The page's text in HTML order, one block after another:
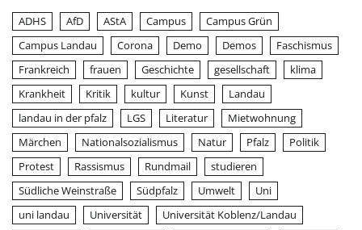
ADHS AfD AStA Campus
Campus Grün
Campus Landau
Corona Demo Demos
Faschismus
Frankreich
frauen Geschichte gesellschaft
klima
Krankheit
Kritik kultur Kunst
Landau
landau in der pfalz
LGS Literatur
Mietwohnung
Märchen
Nationalsozialismus Natur Pfalz
Politik
Protest
Rassismus Rundmail
studieren
Südliche Weinstraße
Südpfalz Umwelt
Uni
uni landau
Universität
Universität Koblenz/Landau